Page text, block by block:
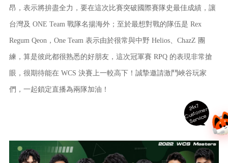
昂，表示將拚盡全力，要在這次比賽突破國際賽隊史最佳成績，讓
台灣及 ONE Team 戰隊名揚海外；至於最想對戰的隊伍是 Rex
Regum Qeon，One Team 表示由於很常與中野 Helios、ChazZ 團
練，算是彼此都很熟悉的好朋友，這次冠軍賽 RPQ 的表現非常搶
眼，很期待能在 WCS 決賽上一較高下！誠摯邀請激鬥峽谷玩家
們，一起鎖定直播為兩隊加油！
24x7
C
ust
o
m
er
S
ervi
c
e